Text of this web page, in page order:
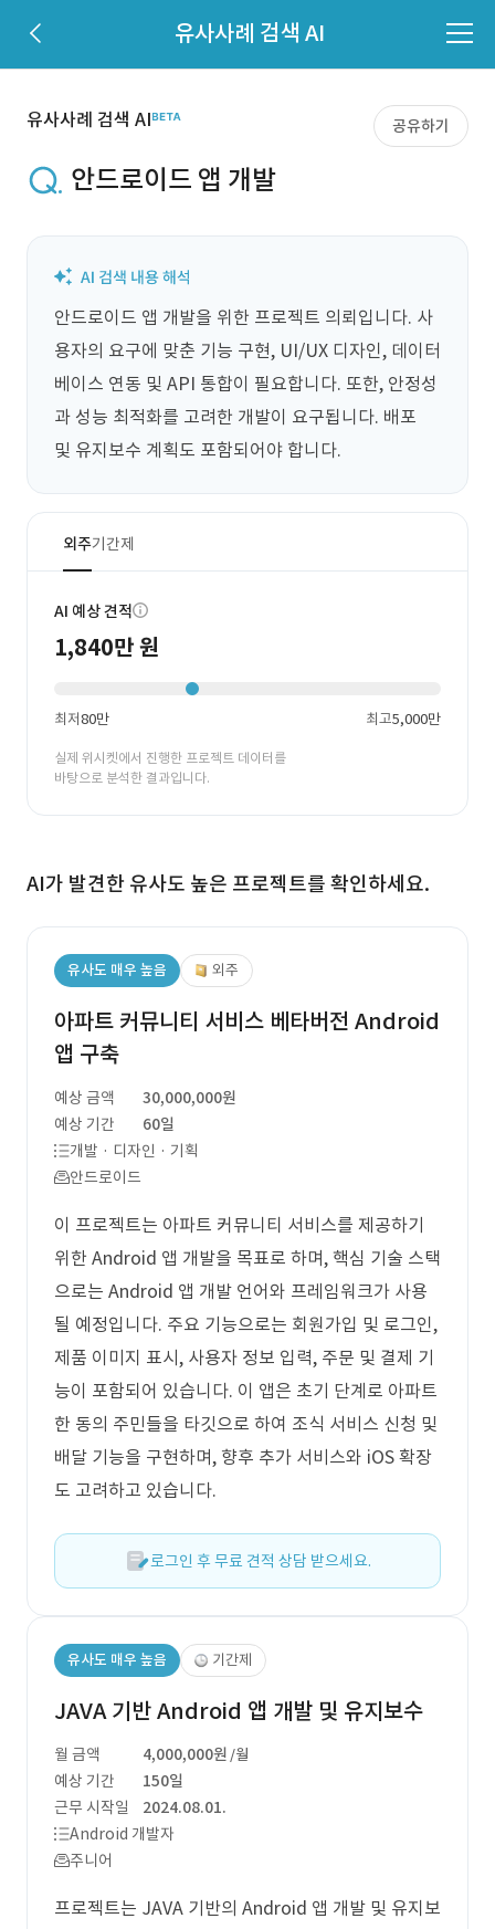
유사사례 검색 AI
유사사례 검색 AI 공유하기
안드로이드 앱 개발
안드로이드 앱 개발을 위한 프로젝트 의뢰입니다. 사
용자의 요구에 맞춘 기능 구현, UI/UX 디자인, 데이터
베이스 연동 및 API 통합이 필요합니다. 또한, 안정성
과 성능 최적화를 고려한 개발이 요구됩니다. 배포
및 유지보수 계획도 포함되어야 합니다.
외주기간제
AI 예상 견적
1,840만 원
최저80만 최고5,000만
실제 위시켓에서 진행한 프로젝트 데이터를
바탕으로 분석한 결과입니다.
AI가 발견한 유사도 높은 프로젝트를 확인하세요.
유사도 매우 높음 외주
아파트 커뮤니티 서비스 베타버전 Android
앱 구축
예상 금액
30,000,000원
예상 기간
60일
개발 · 디자인 · 기획
안드로이드
이 프로젝트는 아파트 커뮤니티 서비스를 제공하기
위한 Android 앱 개발을 목표로 하며, 핵심 기술 스택
으로는 Android 앱 개발 언어와 프레임워크가 사용
될 예정입니다. 주요 기능으로는 회원가입 및 로그인,
제품 이미지 표시, 사용자 정보 입력, 주문 및 결제 기
능이 포함되어 있습니다. 이 앱은 초기 단계로 아파트
한 동의 주민들을 타깃으로 하여 조식 서비스 신청 및
배달 기능을 구현하며, 향후 추가 서비스와 iOS 확장
도 고려하고 있습니다.
로그인 후 무료 견적 상담 받으세요.
유사도 매우 높음 기간제
JAVA 기반 Android 앱 개발 및 유지보수
월 금액 4,000,000원 /월
예상 기간
150일
근무 시작일
2024.08.01.
Android 개발자
주니어
프로젝트는 JAVA 기반의 Android 앱 개발 및 유지보